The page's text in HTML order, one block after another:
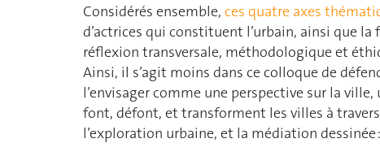
Considérés ensemble, ces quatre axes
d’actrices qui constituent l’urbain, ainsi que
réflexion transversale, méthodologique et
Ainsi, il s’agit moins dans ce colloque de
l’envisager comme une perspective sur la
font, défont, et transforment les villes à
l’exploration urbaine, et la médiation